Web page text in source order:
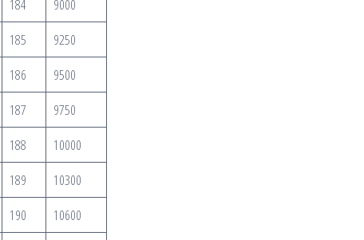
184
9000
185
9250
186
9500
187
9750
188
10000
189
10300
190
10600